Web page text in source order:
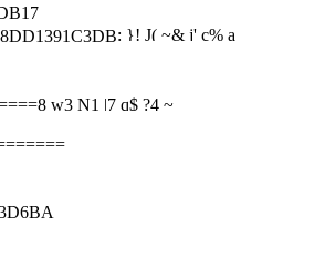
: }! J( ~& j' c% a
8 w3 N1 |7 q$ ?4 ~